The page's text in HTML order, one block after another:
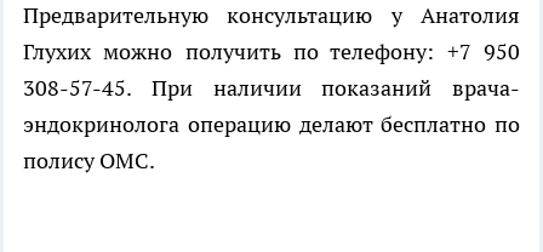
Предварительную консультацию у Анатолия
Глухих можно получить по телефону: +7 950
308-57-45. При наличии показаний врача-
эндокринолога операцию делают бесплатно по
полису ОМС.